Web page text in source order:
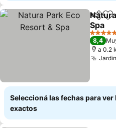
Spa
Ver
5 Estrellas
8,4
a 0.2
Seleccioná las fechas para
exactos